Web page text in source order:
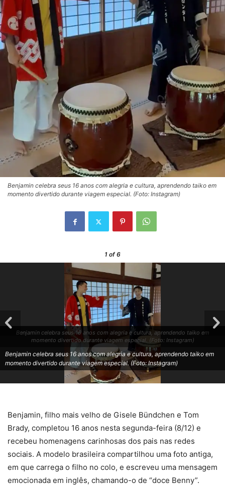
Benjamin celebra seus 16 anos com alegria e cultura, aprendendo taiko em
momento divertido durante viagem especial. (Foto: Instagram)
1 of 6
Benjamin celebra seus 16 anos com alegria e cultura, aprendendo taiko em
momento divertido durante viagem especial. (Foto: Instagram)
Benjamin celebra seus 16 anos com alegria e cultura, aprendendo taiko em
momento divertido durante viagem especial. (Foto: Instagram)
Benjamin, filho mais velho de Gisele Bündchen e Tom
Brady, completou 16 anos nesta segunda-feira (8/12) e
recebeu homenagens carinhosas dos pais nas redes
sociais. A modelo brasileira compartilhou uma foto antiga,
em que carrega o filho no colo, e escreveu uma mensagem
emocionada em inglês, chamando-o de “doce Benny”.